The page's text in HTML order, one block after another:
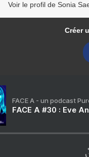
Voir le profil de Sonia
Créer
FACE A - un podcast
FACE A #30 : Eve